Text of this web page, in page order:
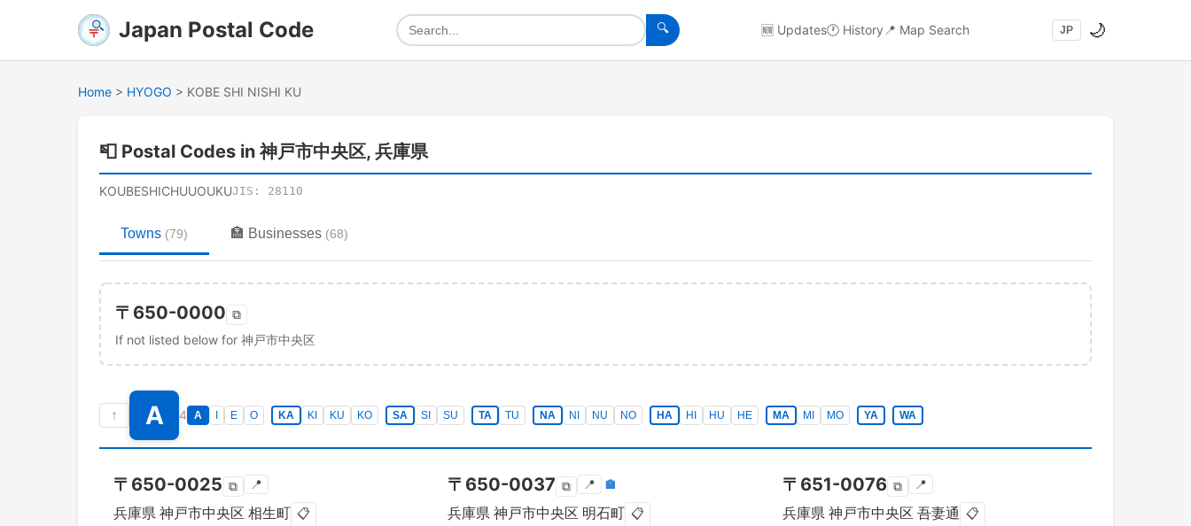
Japan Postal Code 🔍 🆕 Updates🕐 History 📍 Map Search JP 🌙
Home > HYOGO > KOBE SHI NISHI KU
📮 Postal Codes in 神戸市中央区, 兵庫県
KOUBESHICHUUOUKUJIS: 28110
Towns (79) 🏣 Businesses (68)
〒 650-0000 ⧉
If not listed below for 神戸市中央区
↑ A 4 A E O KA KI KU KO SA SI SU TA TU NA NI NU NO HA HI HU HE MA MI MO YA WA
〒 650-0025 ⧉ 📍
兵庫県 神戸市中央区 相生町 📋
〒 650-0037 ⧉ 📍 🏣
兵庫県 神戸市中央区 明石町 📋
〒 651-0076 ⧉ 📍
兵庫県 神戸市中央区 吾妻通 📋